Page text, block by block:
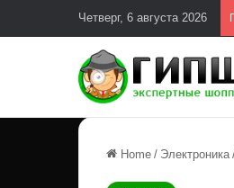
Четверг, 6 августа 2026
Home / Электроника